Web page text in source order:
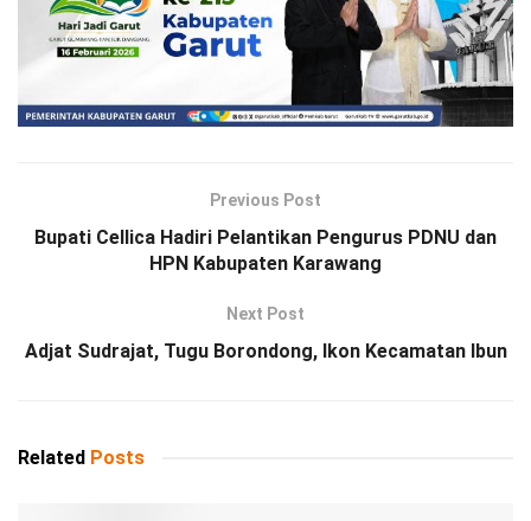
Previous Post
Bupati Cellica Hadiri Pelantikan Pengurus PDNU dan
HPN Kabupaten Karawang
Next Post
Adjat Sudrajat, Tugu Borondong, Ikon Kecamatan Ibun
Related Posts